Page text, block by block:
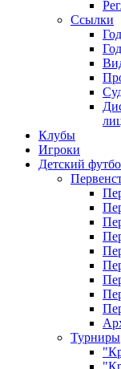
Ссылки
Клубы
Игроки
Детский
Турниры